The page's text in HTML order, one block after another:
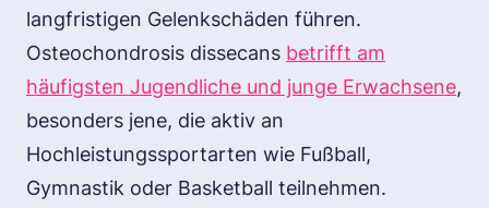
langfristigen Gelenkschäden führen.
Osteochondrosis dissecans betrifft am
häufigsten Jugendliche und junge Erwachsene,
besonders jene, die aktiv an
Hochleistungssportarten wie Fußball,
Gymnastik oder Basketball teilnehmen.